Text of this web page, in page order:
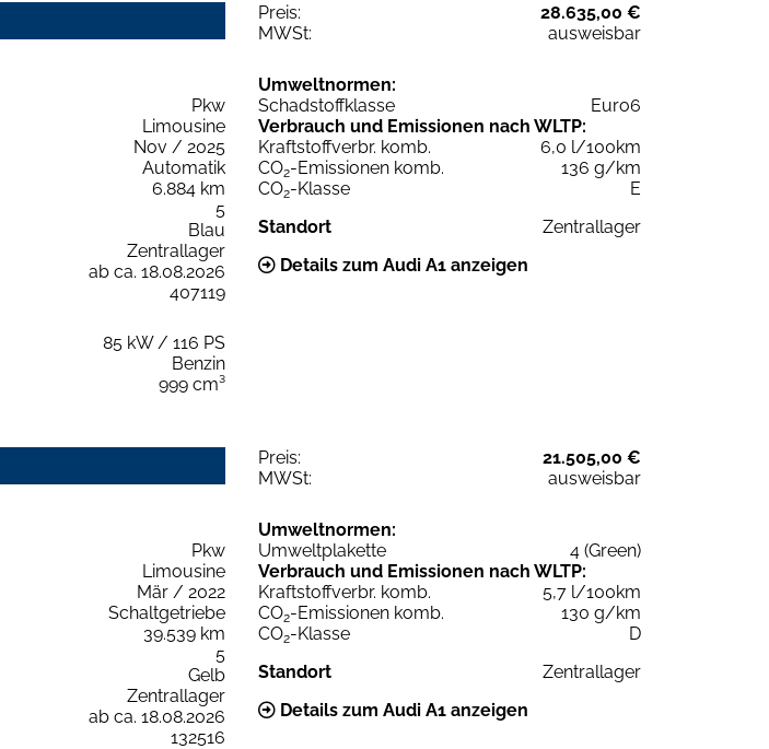
Preis:
28.635,00 €
MWSt:
ausweisbar
Pkw
Limousine
Nov / 2025
Automatik
6.884 km
5
Blau
Zentrallager
ab ca. 18.08.2026
407119
85 kW / 116 PS
Benzin
999 cm³
Umweltnormen:
Schadstoffklasse
Euro6
Verbrauch und Emissionen nach WLTP:
Kraftstoffverbr. komb.
6,0 l/100km
CO2-Emissionen komb.
136 g/km
CO2-Klasse
E
Standort
Zentrallager
Details zum Audi A1 anzeigen
Preis:
21.505,00 €
MWSt:
ausweisbar
Pkw
Limousine
Mär / 2022
Schaltgetriebe
39.539 km
5
Gelb
Zentrallager
ab ca. 18.08.2026
132516
Umweltnormen:
Umweltplakette
4 (Green)
Verbrauch und Emissionen nach WLTP:
Kraftstoffverbr. komb.
5,7 l/100km
CO2-Emissionen komb.
130 g/km
CO2-Klasse
D
Standort
Zentrallager
Details zum Audi A1 anzeigen